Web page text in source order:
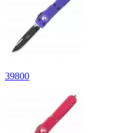
39800